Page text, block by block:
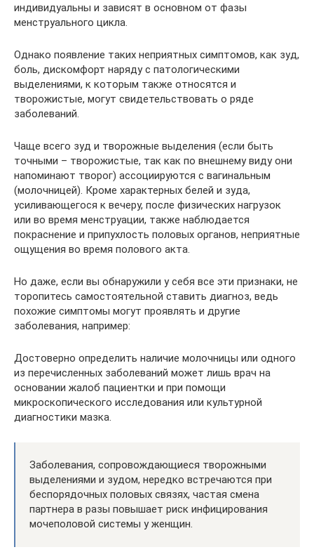
индивидуальны и зависят в основном от фазы
менструального цикла.
Однако появление таких неприятных симптомов, как зуд,
боль, дискомфорт наряду с патологическими
выделениями, к которым также относятся и
творожистые, могут свидетельствовать о ряде
заболеваний.
Чаще всего зуд и творожные выделения (если быть
точными – творожистые, так как по внешнему виду они
напоминают творог) ассоциируются с вагинальным
(молочницей). Кроме характерных белей и зуда,
усиливающегося к вечеру, после физических нагрузок
или во время менструации, также наблюдается
покраснение и припухлость половых органов, неприятные
ощущения во время полового акта.
Но даже, если вы обнаружили у себя все эти признаки, не
торопитесь самостоятельной ставить диагноз, ведь
похожие симптомы могут проявлять и другие
заболевания, например:
Достоверно определить наличие молочницы или одного
из перечисленных заболеваний может лишь врач на
основании жалоб пациентки и при помощи
микроскопического исследования или культурной
диагностики мазка.
Заболевания, сопровождающиеся творожными
выделениями и зудом, нередко встречаются при
беспорядочных половых связях, частая смена
партнера в разы повышает риск инфицирования
мочеполовой системы у женщин.